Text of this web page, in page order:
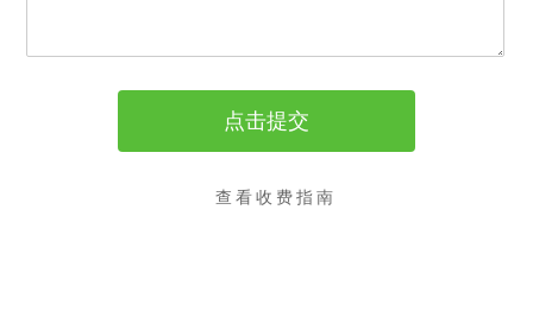
查看收费指南